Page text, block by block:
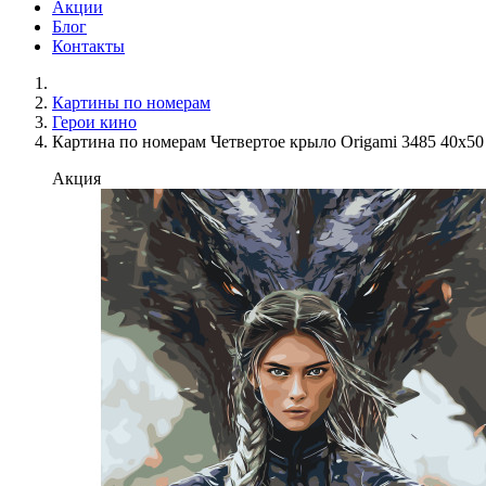
Акции
Блог
Контакты
Картины по номерам
Герои кино
Картина по номерам Четвертое крыло Origami 3485
Акция